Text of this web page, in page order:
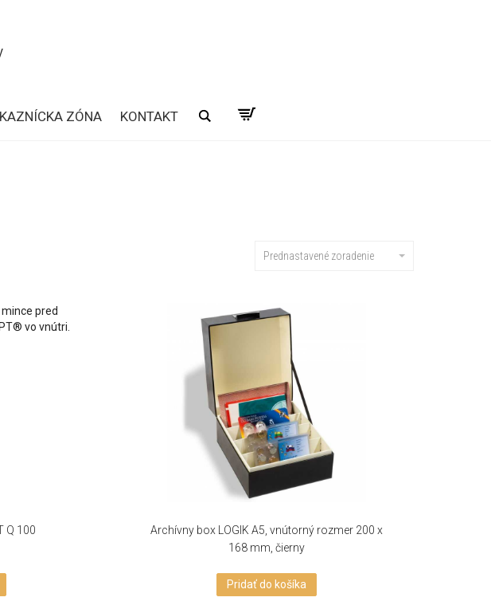
ZÓNA KONTAKT Hľadať
Prednastavené zoradenie
Q 100
Archívny box LOGIK A5, vnútorný rozmer 200 x
168 mm, čierny
Pridať do košíka